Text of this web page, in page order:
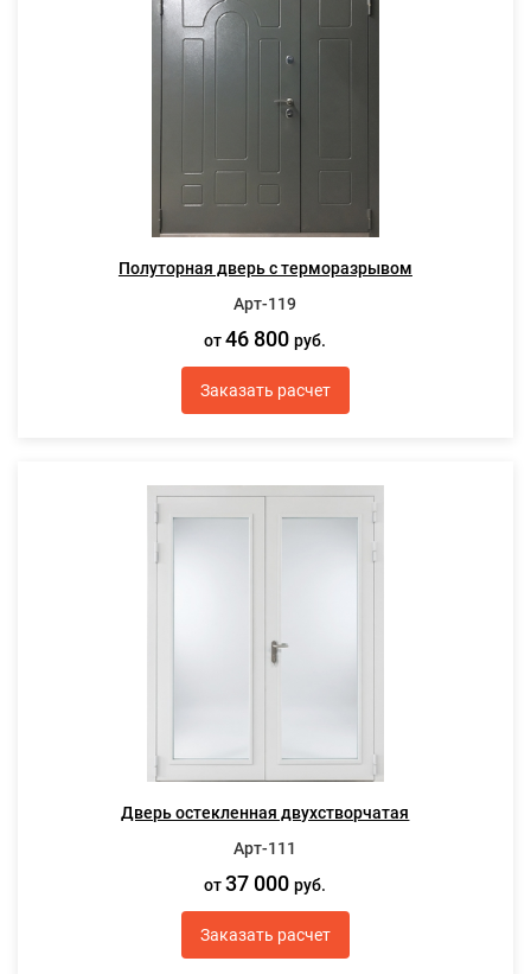
Полуторная дверь с терморазрывом
Арт-119
от46 800руб.
Заказать расчет
Дверь остекленная двухстворчатая
Арт-111
от37 000руб.
Заказать расчет